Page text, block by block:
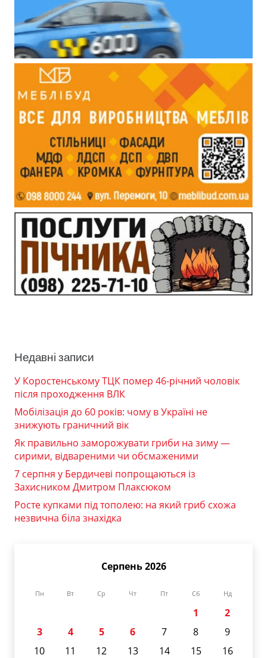
Недавні записи
У Коростенському ТЦК помер 46-річний чоловік
після проходження ВЛК
Мобілізація до 60 років: чому в Україні не
знижують граничний вік
Як правильно заморожувати гриби на зиму —
сирими, відвареними чи обсмаженими
7 серпня у Бердичеві попрощаються із
Захисником Дмитром Плаксюком
Росте купками під тополею: на який гриб схожа
незвична біла знахідка
Серпень 2026
Пн Вт Ср Чт Пт Сб Нд
1
2
3
4 5 6 7 8
9
10
11 12 13 14 15
16